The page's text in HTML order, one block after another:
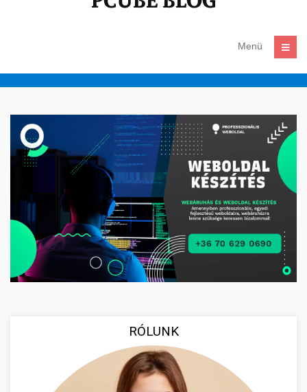
Menü
RÓLUNK